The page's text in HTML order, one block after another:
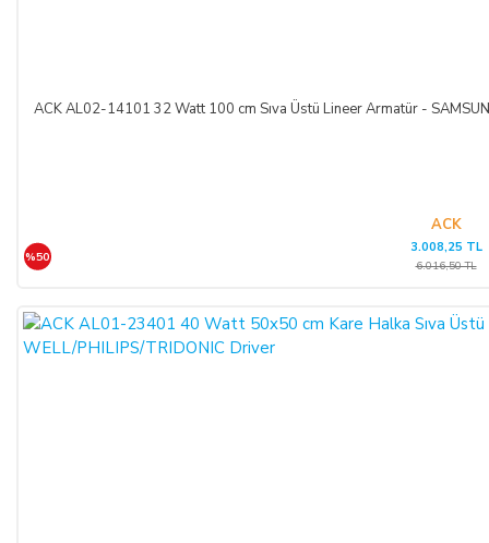
ACK AL02-14101 32 Watt 100 cm Sıva Üstü Lineer Armatür -
ACK
%50
3.008,25 TL
6.016,50 TL